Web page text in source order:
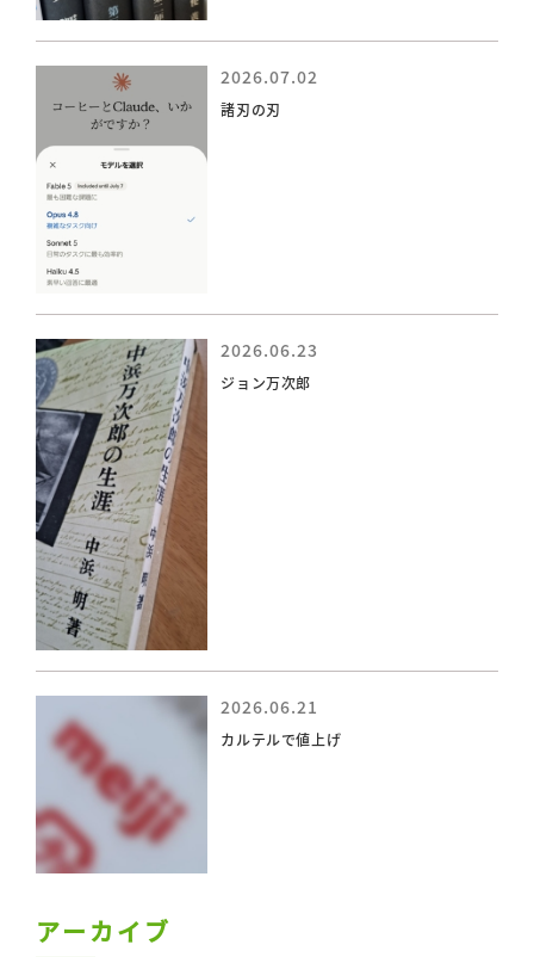
2026.07.02
諸刃の刃
2026.06.23
ジョン万次郎
2026.06.21
カルテルで値上げ
アーカイブ